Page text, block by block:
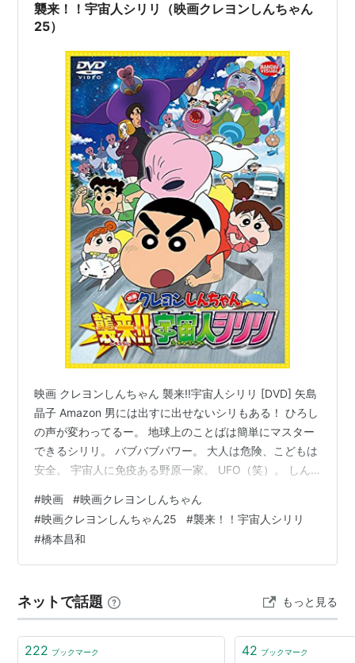
襲来！！宇宙人シリリ（映画クレヨンしんちゃん
25）
映画 クレヨンしんちゃん 襲来!!宇宙人シリリ [DVD] 矢島
晶子 Amazon 男には出すに出せないシリもある！ ひろし
の声が変わってるー。 地球上のことばは簡単にマスター
できるシリリ。 バブバブパワー。 大人は危険、こどもは
安全。 宇宙人に免疫ある野原一家。 UFO（笑）。 しん
お味。 しょうゆにハマるシリリ。 「オラのハートに愛の
手錠をかけてみませんか？」 ヒッチハイク。 リヤカー。
リンガーハットのCMすごいな。 金珠湯。 いい人だった
のね。もうちょっとその見せ場がほしかった。 こどもだ
#映画 #映画クレヨンしんちゃん
#映画クレヨンしんちゃん25 #襲来！！宇宙人シリリ
#橋本昌和
ネットで話題 もっと見る
222 ブックマーク 42 ブックマーク